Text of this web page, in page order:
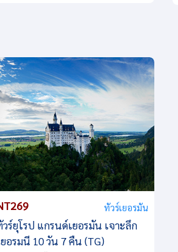
ทัวร์เยอรมัน
ร์ยุโรป แกรนด์เยอรมัน เจาะลึก
ยอรมนี 10 วัน 7 คืน (TG)